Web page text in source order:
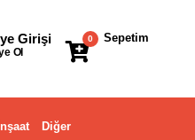
Sepetim
0
Girişi
Ol
Diğer